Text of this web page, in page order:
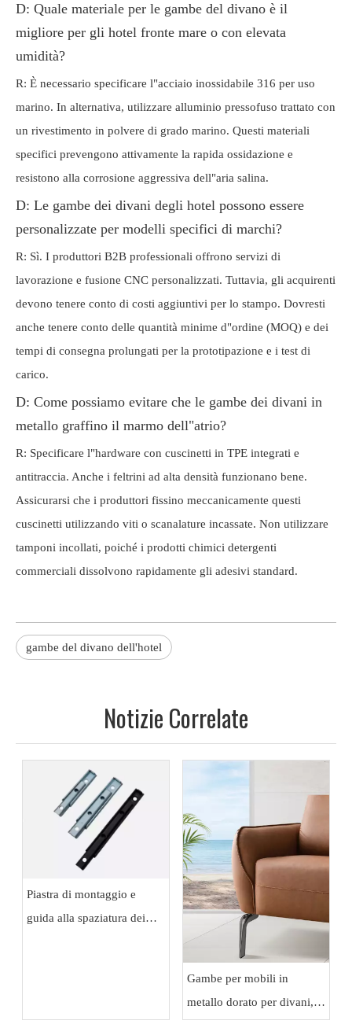
D: Quale materiale per le gambe del divano è il
migliore per gli hotel fronte mare o con elevata
umidità?
R: È necessario specificare l"acciaio inossidabile 316 per uso
marino. In alternativa, utilizzare alluminio pressofuso trattato con
un rivestimento in polvere di grado marino. Questi materiali
specifici prevengono attivamente la rapida ossidazione e
resistono alla corrosione aggressiva dell"aria salina.
D: Le gambe dei divani degli hotel possono essere
personalizzate per modelli specifici di marchi?
R: Sì. I produttori B2B professionali offrono servizi di
lavorazione e fusione CNC personalizzati. Tuttavia, gli acquirenti
devono tenere conto di costi aggiuntivi per lo stampo. Dovresti
anche tenere conto delle quantità minime d"ordine (MOQ) e dei
tempi di consegna prolungati per la prototipazione e i test di
carico.
D: Come possiamo evitare che le gambe dei divani in
metallo graffino il marmo dell"atrio?
R: Specificare l"hardware con cuscinetti in TPE integrati e
antitraccia. Anche i feltrini ad alta densità funzionano bene.
Assicurarsi che i produttori fissino meccanicamente questi
cuscinetti utilizzando viti o scanalature incassate. Non utilizzare
tamponi incollati, poiché i prodotti chimici detergenti
commerciali dissolvono rapidamente gli adesivi standard.
gambe del divano dell'hotel
Notizie Correlate
Piastra di montaggio e
guida alla spaziatura dei
Gambe per mobili in
metallo dorato per divani,